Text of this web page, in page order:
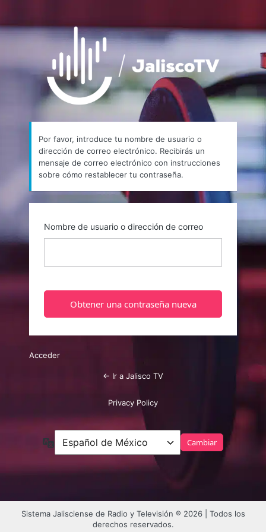
Contraseña
perdida
https://
Por favor, introduce tu nombre de usuario o
dirección de correo electrónico. Recibirás un
mensaje de correo electrónico con instrucciones
sobre cómo restablecer tu contraseña.
Nombre de usuario o dirección de correo
Acceder
← Ir a Jalisco TV
Privacy Policy
Idioma
Sistema Jalisciense de Radio y Televisión ® 2026 | Todos los
derechos reservados.